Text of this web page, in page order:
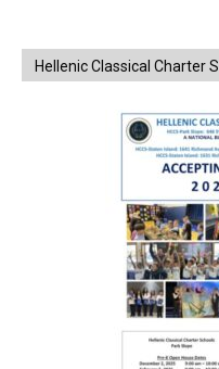
Hellenic Classical Charter